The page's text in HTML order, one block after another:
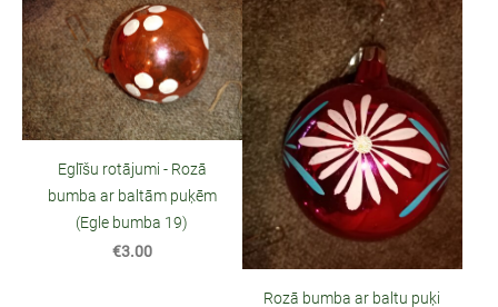
Eglīšu rotājumi - Rozā
bumba ar baltām puķēm
(Egle bumba 19)
€3.00
Rozā bumba ar baltu puķi